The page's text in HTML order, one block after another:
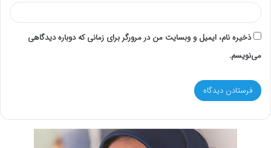
ذخیره نام، ایمیل و وبسایت من در مرورگر برای زمانی که دوباره دیدگاهی
می‌نویسم.